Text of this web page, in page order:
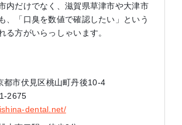
内だけでなく、滋賀県草津市や大津市
、「口臭を数値で確認したい」という
る方がいらっしゃいます。
都市伏見区桃山町丹後10-4
2675
dental.net/